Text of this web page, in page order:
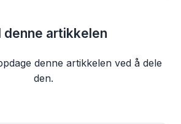
denne artikkelen
denne artikkelen ved å dele
den.